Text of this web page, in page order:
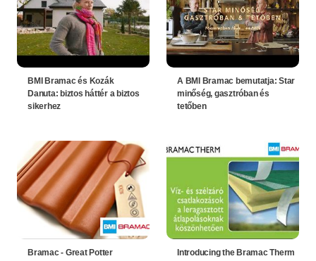
BMI Bramac és Kozák
Danuta: biztos háttér a biztos
sikerhez
A BMI Bramac bemutatja: Star
minőség, gasztróban és
tetőben
Bramac - Great Potter
Introducing the Bramac Therm